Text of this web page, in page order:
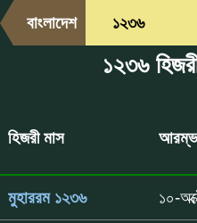
বাংলাদেশ ১২৩৬
১২৩৬
হিজরী মাস আরম্ভ
মুহাররম ১২৩৬ ১০-